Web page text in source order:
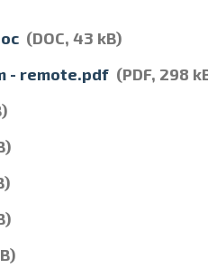
(DOC, 43 kB)
- remote.pdf (PDF, 298